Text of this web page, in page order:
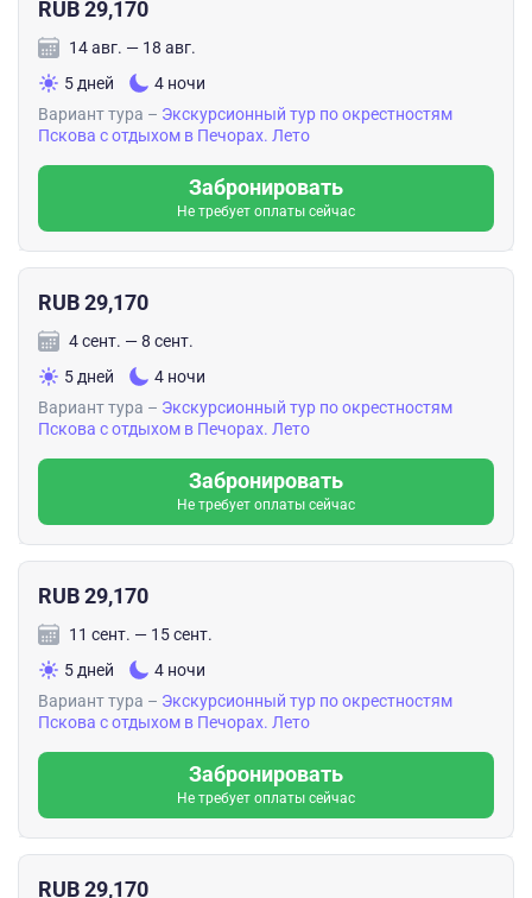
RUB 29,170
14 авг. — 18 авг.
5 дней
4 ночи
Вариант тура – Экскурсионный тур по окрестностям
Пскова с отдыхом в Печорах. Лето
Забронировать
Не требует оплаты сейчас
RUB 29,170
4 сент. — 8 сент.
5 дней
4 ночи
Вариант тура – Экскурсионный тур по окрестностям
Пскова с отдыхом в Печорах. Лето
Забронировать
Не требует оплаты сейчас
RUB 29,170
11 сент. — 15 сент.
5 дней
4 ночи
Вариант тура – Экскурсионный тур по окрестностям
Пскова с отдыхом в Печорах. Лето
Забронировать
Не требует оплаты сейчас
RUB 29,170